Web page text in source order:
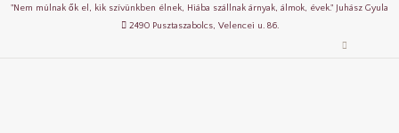
"Nem múlnak ők el, kik szívünkben élnek, Hiába szállnak árnyak, álmok, évek." Juhász Gyula
2490 Pusztaszabolcs, Velencei u. 86.